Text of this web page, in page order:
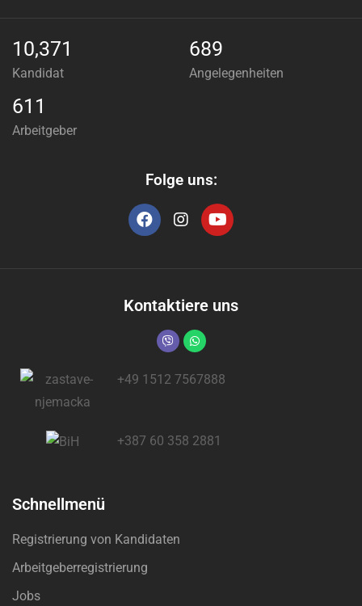
10,371
Kandidat
689
Angelegenheiten
611
Arbeitgeber
Folge uns:
Kontaktiere uns
+49 1512 7567888
+387 60 358 2881
Schnellmenü
Registrierung von Kandidaten
Arbeitgeberregistrierung
Jobs